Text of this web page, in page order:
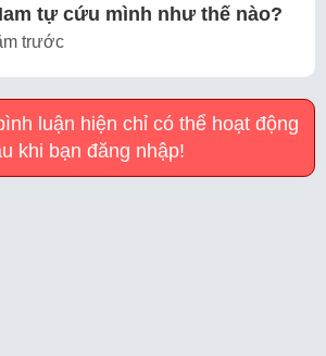
tự cứu mình như thế nào?
trước
luận hiện chỉ có thể hoạt động
khi bạn đăng nhập!